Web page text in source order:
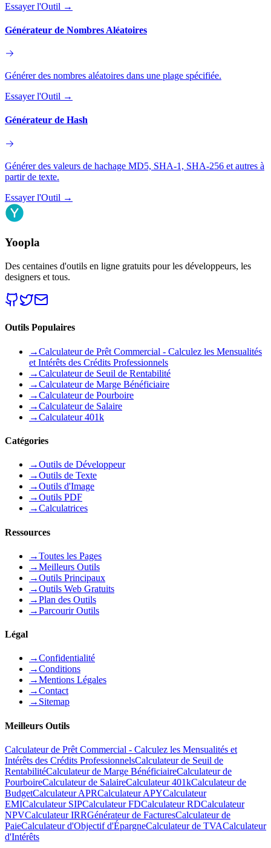
Essayer l'Outil →
Générateur de Nombres Aléatoires
Générer des nombres aléatoires dans une plage spécifiée.
Essayer l'Outil →
Générateur de Hash
Générer des valeurs de hachage MD5, SHA-1, SHA-256 et autres à
partir de texte.
Essayer l'Outil →
Yoopla
Des centaines d'outils en ligne gratuits pour les développeurs, les
designers et tous.
Outils Populaires
→Calculateur de Prêt Commercial - Calculez les Mensualités
et Intérêts des Crédits Professionnels
→Calculateur de Seuil de Rentabilité
→Calculateur de Marge Bénéficiaire
→Calculateur de Pourboire
→Calculateur de Salaire
→Calculateur 401k
Catégories
→Outils de Développeur
→Outils de Texte
→Outils d'Image
→Outils PDF
→Calculatrices
Ressources
→Toutes les Pages
→Meilleurs Outils
→Outils Principaux
→Outils Web Gratuits
→Plan des Outils
→Parcourir Outils
Légal
→Confidentialité
→Conditions
→Mentions Légales
→Contact
→ Sitemap
Meilleurs Outils
Calculateur de Prêt Commercial - Calculez les Mensualités et
Intérêts des Crédits ProfessionnelsCalculateur de Seuil de
RentabilitéCalculateur de Marge BénéficiaireCalculateur de
PourboireCalculateur de SalaireCalculateur 401kCalculateur de
BudgetCalculateur APRCalculateur APYCalculateur
EMICalculateur SIPCalculateur FDCalculateur RDCalculateur
NPVCalculateur IRRGénérateur de FacturesCalculateur de
PaieCalculateur d'Objectif d'ÉpargneCalculateur de TVACalculateur
d'Intérêts